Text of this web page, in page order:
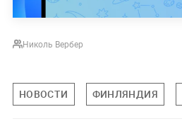
Николь Вербер
НОВОСТИ ФИНЛЯНДИЯ